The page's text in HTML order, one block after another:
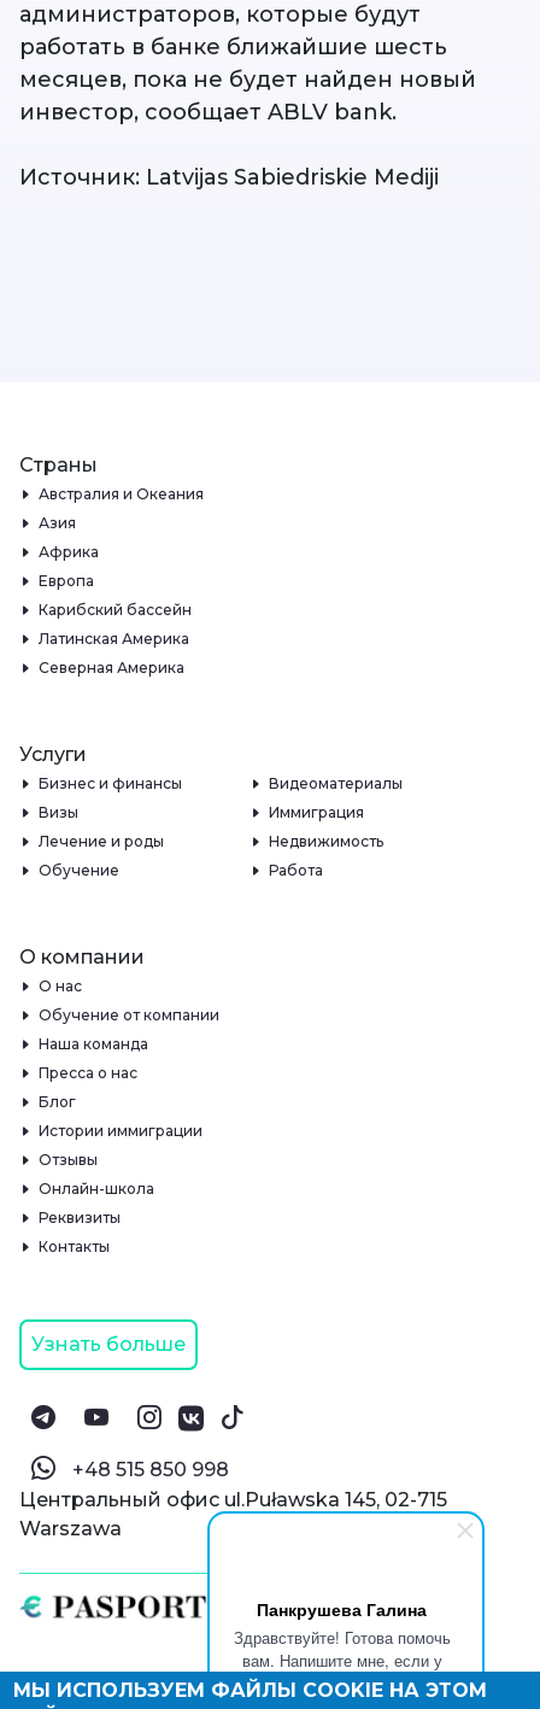
Панкрушева Галина
Здравствуйте! Готова помочь
вам. Напишите мне, если у
вас появятся вопросы.
администраторов, которые будут
работать в банке ближайшие шесть
месяцев, пока не будет найден новый
инвестор, сообщает ABLV bank.
Источник: Latvijas Sabiedriskie Mediji
© Паспорт Онлайн 2019—2026
Страны
Австралия и Океания
Азия
Африка
Европа
Карибский бассейн
Латинская Америка
Северная Америка
Услуги
Бизнес и финансы
Видеоматериалы
Визы
Иммиграция
Лечение и роды
Недвижимость
Обучение
Работа
О компании
О нас
Обучение от компании
Наша команда
Пресса о нас
Блог
Истории иммиграции
Отзывы
Онлайн-школа
Реквизиты
Контакты
Узнать больше
‪+48 515 850 998‬
Центральный офис ul.Puławska 145, 02-715
Warszawa
МЫ ИСПОЛЬЗУЕМ ФАЙЛЫ COOKIE НА ЭТОМ